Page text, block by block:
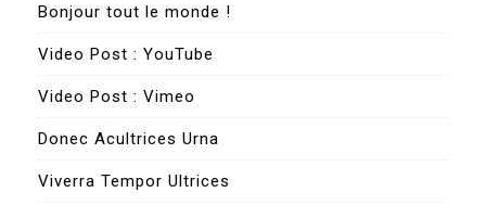
Bonjour tout le monde !
Video Post : YouTube
Video Post : Vimeo
Donec Acultrices Urna
Viverra Tempor Ultrices